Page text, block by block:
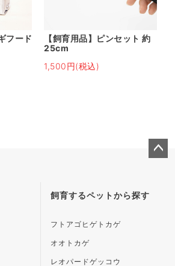
フード
【飼育用品】ピンセット 約
25cm
1,500円(税込)
飼育するペットから探す
フトアゴヒゲトカゲ
オオトカゲ
レオパードゲッコウ